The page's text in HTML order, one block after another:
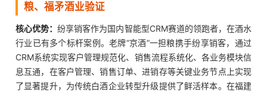
粮、福矛酒业验证
核心优势：纷享销客作为国内智能型CRM赛道的领跑者，在酒水
行业已有多个标杆案例。老牌“京酒”一担粮携手纷享销客，通过
CRM系统实现客户管理规范化、销售流程系统化、各业务模块信
息互通，在客户管理、销售订单、进销存等关键业务节点上实现
了显著提升，为传统白酒企业转型升级提供了鲜活样本。在福建